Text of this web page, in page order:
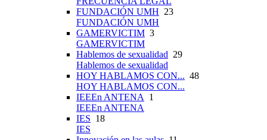
FUNDACIÓN UMH 23
FUNDACIÓN UMH
GAMERVICTIM 3
GAMERVICTIM
Hablemos de sexualidad 29
Hablemos de sexualidad
HOY HABLAMOS CON... 48
HOY HABLAMOS CON...
IEEEn ANTENA
1
IEEEn ANTENA
IES 18
IES